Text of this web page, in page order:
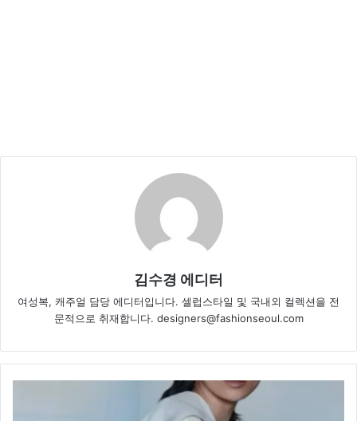
김수경 에디터
여성복, 캐주얼 담당 에디터입니다. 셀럽스타일 및 국내외 컬렉션을 전
문적으로 취재합니다. designers@fashionseoul.com